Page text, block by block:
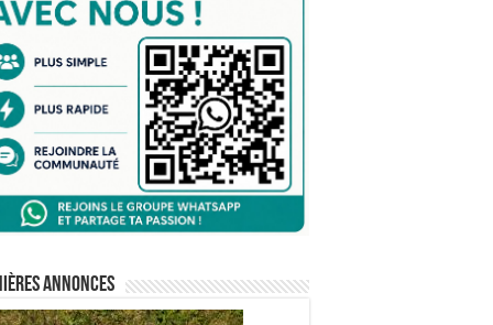
annonces